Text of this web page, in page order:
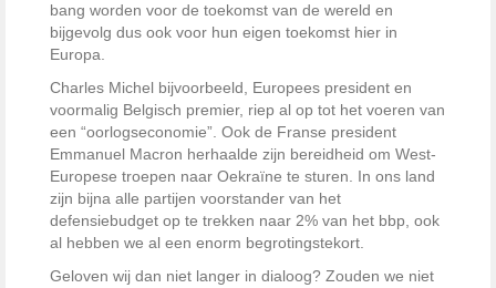
bang worden voor de toekomst van de wereld en
bijgevolg dus ook voor hun eigen toekomst hier in
Europa.
Charles Michel bijvoorbeeld, Europees president en
voormalig Belgisch premier, riep al op tot het voeren van
een “oorlogseconomie”. Ook de Franse president
Emmanuel Macron herhaalde zijn bereidheid om West-
Europese troepen naar Oekraïne te sturen. In ons land
zijn bijna alle partijen voorstander van het
defensiebudget op te trekken naar 2% van het bbp, ook
al hebben we al een enorm begrotingstekort.
Geloven wij dan niet langer in dialoog? Zouden we niet